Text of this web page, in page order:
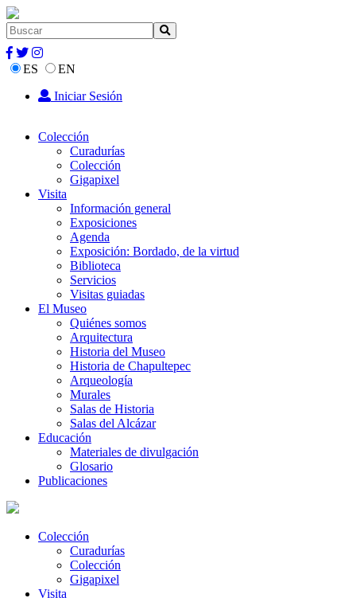
ES
EN
Iniciar Sesión
Colección
Curadurías
Colección
Gigapixel
Visita
Información general
Exposiciones
Agenda
Exposición: Bordado, de la virtud
Biblioteca
Servicios
Visitas guiadas
El Museo
Quiénes somos
Arquitectura
Historia del Museo
Historia de Chapultepec
Arqueología
Murales
Salas de Historia
Salas del Alcázar
Educación
Materiales de divulgación
Glosario
Publicaciones
Colección
Curadurías
Colección
Gigapixel
Visita